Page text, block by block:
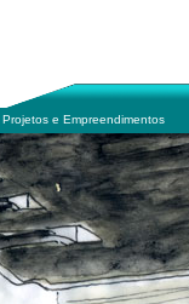
e Empreendimentos